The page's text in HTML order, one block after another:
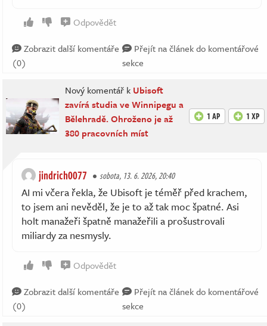
Odpovědět
Zobrazit další komentáře
(0)
Přejít na článek do komentářové
sekce
Nový komentář k Ubisoft
zavírá studia ve Winnipegu a
Bělehradě. Ohroženo je až
380 pracovních míst
1 AP 1 XP
jindrich0077 sobota, 13. 6. 2026, 20:40
AI mi včera řekla, že Ubisoft je téměř před krachem,
to jsem ani nevěděl, že je to až tak moc špatné. Asi
holt manažeři špatně manažeřili a prošustrovali
miliardy za nesmysly.
Odpovědět
Zobrazit další komentáře
(0)
Přejít na článek do komentářové
sekce